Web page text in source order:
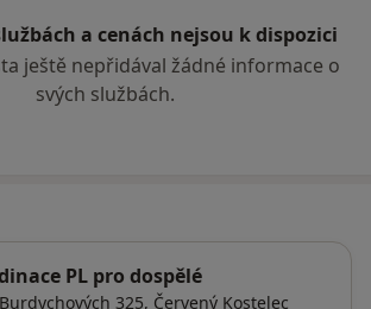
a cenách nejsou k dispozici
ještě nepřidával žádné informace o
svých službách.
PL pro dospělé
325, Červený Kostelec